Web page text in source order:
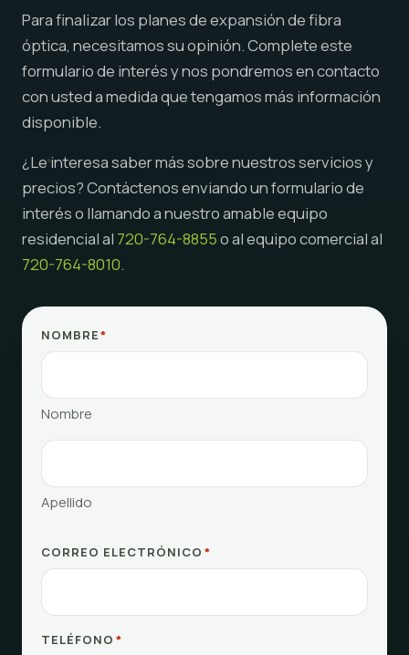
Para finalizar los planes de expansión de fibra
óptica, necesitamos su opinión. Complete este
formulario de interés y nos pondremos en contacto
con usted a medida que tengamos más información
disponible.
¿Le interesa saber más sobre nuestros servicios y
precios? Contáctenos enviando un formulario de
interés o llamando a nuestro amable equipo
residencial al 720-764-8855o al equipo comercial al
720-764-8010.
NOMBRE*
Nombre
Apellido
CORREO ELECTRÓNICO *
TELÉFONO *